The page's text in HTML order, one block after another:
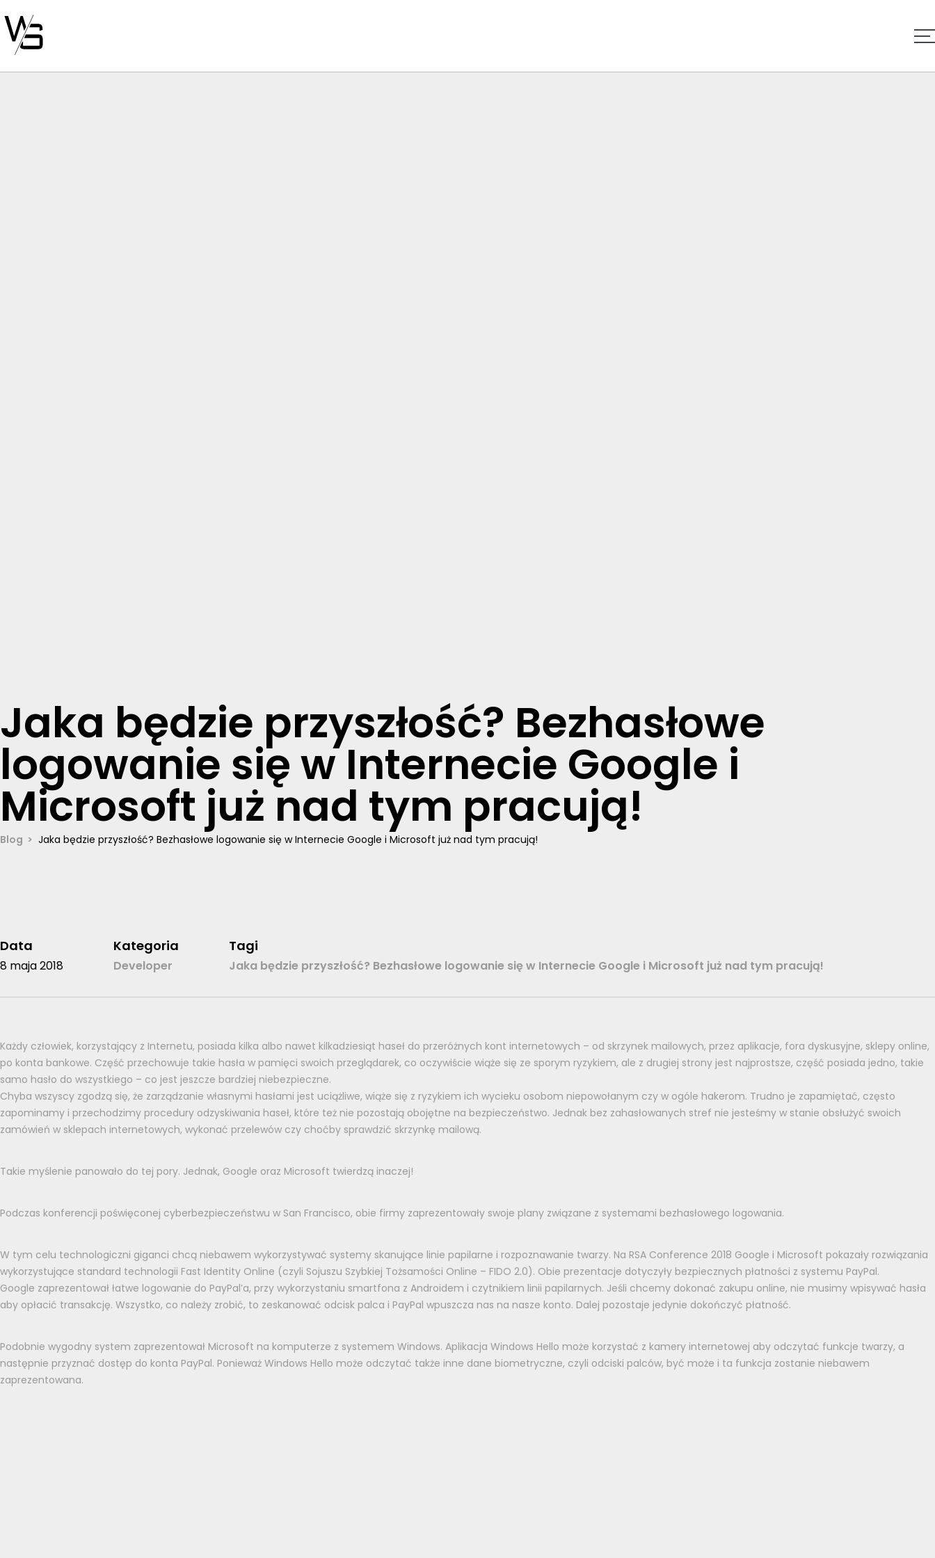
Jaka będzie przyszłość? Bezhasłowe
logowanie się w Internecie Google i
Microsoft już nad tym pracują!
Blog Jaka będzie przyszłość? Bezhasłowe logowanie się w Internecie Google i Microsoft już nad tym pracują!
Data
8 maja 2018
Kategoria
Developer
Tagi
Jaka będzie przyszłość? Bezhasłowe logowanie się w Internecie Google i Microsoft już nad tym pracują!
Każdy człowiek, korzystający z Internetu, posiada kilka albo nawet kilkadziesiąt haseł do przeróżnych kont internetowych – od skrzynek mailowych, przez aplikacje, fora dyskusyjne, sklepy online,
po konta bankowe. Część przechowuje takie hasła w pamięci swoich przeglądarek, co oczywiście wiąże się ze sporym ryzykiem, ale z drugiej strony jest najprostsze, część posiada jedno, takie
samo hasło do wszystkiego – co jest jeszcze bardziej niebezpieczne.
Chyba wszyscy zgodzą się, że zarządzanie własnymi hasłami jest uciążliwe, wiąże się z ryzykiem ich wycieku osobom niepowołanym czy w ogóle hakerom. Trudno je zapamiętać, często
zapominamy i przechodzimy procedury odzyskiwania haseł, które też nie pozostają obojętne na bezpieczeństwo. Jednak bez zahasłowanych stref nie jesteśmy w stanie obsłużyć swoich
zamówień w sklepach internetowych, wykonać przelewów czy choćby sprawdzić skrzynkę mailową.
Takie myślenie panowało do tej pory. Jednak, Google oraz Microsoft twierdzą inaczej!
Podczas konferencji poświęconej cyberbezpieczeństwu w San Francisco, obie firmy zaprezentowały swoje plany związane z systemami bezhasłowego logowania.
W tym celu technologiczni giganci chcą niebawem wykorzystywać systemy skanujące linie papilarne i rozpoznawanie twarzy. Na RSA Conference 2018 Google i Microsoft pokazały rozwiązania
wykorzystujące standard technologii Fast Identity Online (czyli Sojuszu Szybkiej Tożsamości Online – FIDO 2.0). Obie prezentacje dotyczyły bezpiecznych płatności z systemu PayPal.
Google zaprezentował łatwe logowanie do PayPal’a, przy wykorzystaniu smartfona z Androidem i czytnikiem linii papilarnych. Jeśli chcemy dokonać zakupu online, nie musimy wpisywać hasła
aby opłacić transakcję. Wszystko, co należy zrobić, to zeskanować odcisk palca i PayPal wpuszcza nas na nasze konto. Dalej pozostaje jedynie dokończyć płatność.
Podobnie wygodny system zaprezentował Microsoft na komputerze z systemem Windows. Aplikacja Windows Hello może korzystać z kamery internetowej aby odczytać funkcje twarzy, a
następnie przyznać dostęp do konta PayPal. Ponieważ Windows Hello może odczytać także inne dane biometryczne, czyli odciski palców, być może i ta funkcja zostanie niebawem
zaprezentowana.